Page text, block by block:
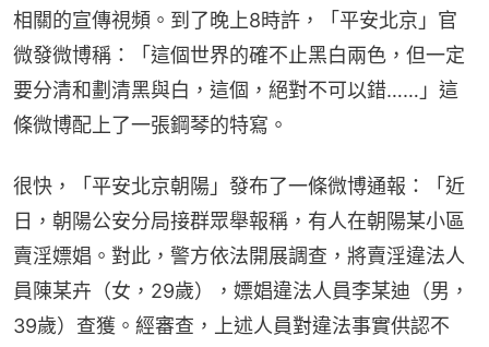
相關的宣傳視頻。到了晚上8時許，「平安北京」官
微發微博稱：「這個世界的確不止黑白兩色，但一定
要分清和劃清黑與白，這個，絕對不可以錯……」這
條微博配上了一張鋼琴的特寫。
很快，「平安北京朝陽」發布了一條微博通報：「近
日，朝陽公安分局接群眾舉報稱，有人在朝陽某小區
賣淫嫖娼。對此，警方依法開展調查，將賣淫違法人
員陳某卉（女，29歲），嫖娼違法人員李某迪（男，
39歲）查獲。經審查，上述人員對違法事實供認不